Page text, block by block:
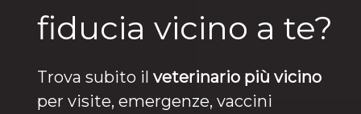
fiducia vicino a te?
Trova subito il veterinario più vicino
per visite, emergenze, vaccini